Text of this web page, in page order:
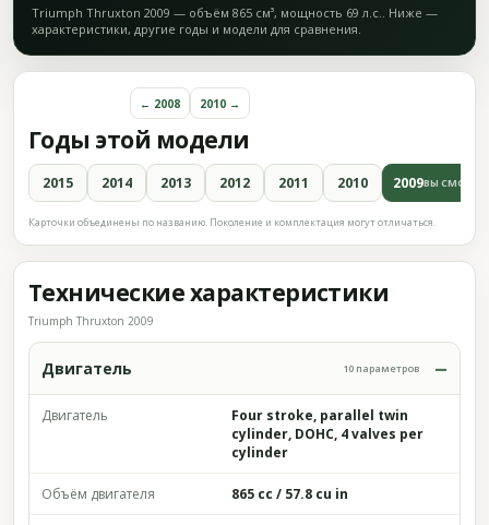
Triumph Thruxton 2009 — объём 865 см³, мощность 69 л.с.. Ниже —
характеристики, другие годы и модели для сравнения.
Годы этой модели
← 2008 2010 →
2015 2014 2013 2012 2011 2010 2009ВЫ
Карточки объединены по названию. Поколение и комплектация могут отличаться.
Технические характеристики
Triumph Thruxton 2009
Двигатель 10 параметров
Двигатель
Four stroke, parallel twin
cylinder, DOHC, 4 valves per
cylinder
Объём двигателя 865 cc / 57.8 cu in